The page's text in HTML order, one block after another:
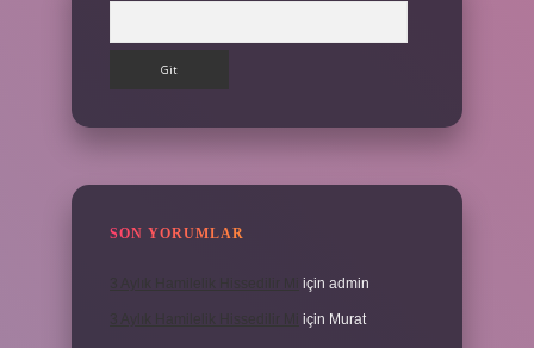
SON YORUMLAR
için admin
için Murat